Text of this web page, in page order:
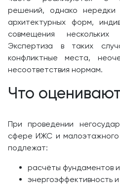
решений, однако нередки
архитектурных форм,
совмещения нескольких
Экспертиза в таких
конфликтные места,
несоответствия нормам.
Что
При проведении
сфере ИЖС и малоэтажного
подлежат:
расчёты фундаментов
энергоэффективность